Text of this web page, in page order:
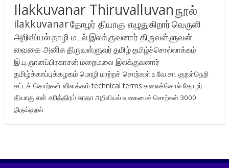
Ilakkuvanar Thiruvalluvanநூல்
ilakkuvanarதோழர் தியாகு எழுதுகிறார்வெருளி
அறிவியல்தாழி மடல்இலக்குவனார் திருவள்ளுவன்
வைகை அனிசுதிருவள்ளுவர்தமிழ்தமிழ்ச்சொல்லாக்கம்
இ.பு.ஞானப்பிரகாசன் மறைமலை இலக்குவனார்
தமிழ்க்காப்புக்கழகம் மொழி மாற்றச் சொற்கள்உ.வே.சா. குறள்நெறி
சட்டச் சொற்கள் விளக்கம்technical terms கலைச்சொல்தோழர்
தியாகுஎன் சரித்திரம்சுரதாஅறிவியல் வகைமைச் சொற்கள் 3000
திருக்குறள்